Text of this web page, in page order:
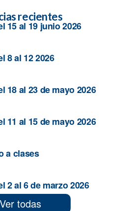
recientes
15 al 19 junio 2026
8 al 12 2026
18 al 23 de mayo 2026
11 al 15 de mayo 2026
a clases
2 al 6 de marzo 2026
Ver todas